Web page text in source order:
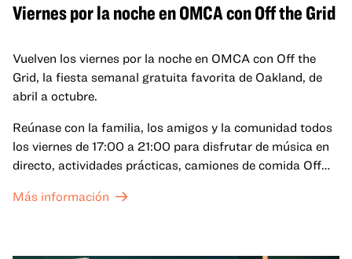
Viernes por la noche en OMCA con Off the Grid
Vuelven los viernes por la noche en OMCA con Off the
Grid, la fiesta semanal gratuita favorita de Oakland, de
abril a octubre.
Reúnase con la familia, los amigos y la comunidad todos
los viernes de 17:00 a 21:00 para disfrutar de música en
directo, actividades prácticas, camiones de comida Off
exposiciones especiales, con una
Más información